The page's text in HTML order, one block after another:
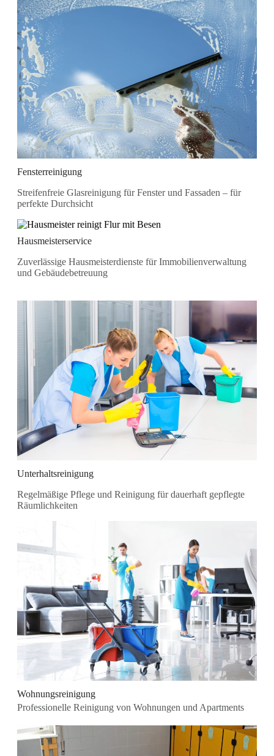
Fensterreinigung
Streifenfreie Glasreinigung für Fenster und Fassaden – für
perfekte Durchsicht
Hausmeisterservice
Zuverlässige Hausmeisterdienste für Immobilienverwaltung
und Gebäudebetreuung
Unterhaltsreinigung
Regelmäßige Pflege und Reinigung für dauerhaft gepflegte
Räumlichkeiten
Wohnungsreinigung
Professionelle Reinigung von Wohnungen und Apartments